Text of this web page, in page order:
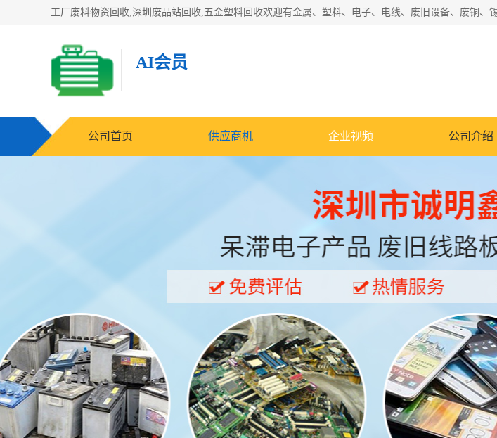
AI会员
公司首页 供应商机 企业视频 公司介绍